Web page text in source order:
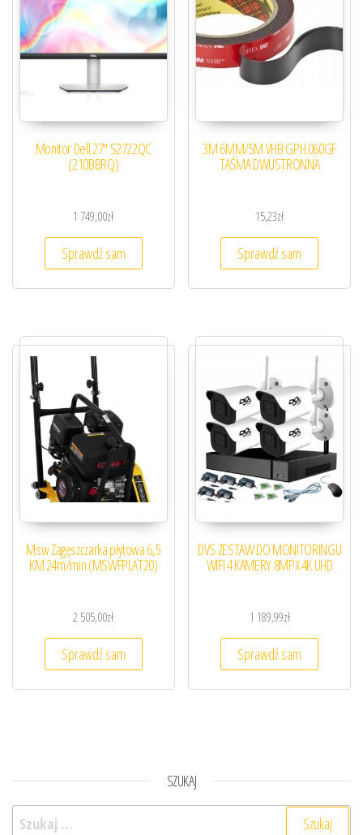
Monitor Dell 27″ S2722QC
(210BBRQ)
1 749,00zł
Sprawdź sam
3M 6MM/5M VHB GPH 060GF
TAŚMA DWUSTRONNA
15,23zł
Sprawdź sam
Msw Zagęszczarka płytowa 6,5
KM 24m/min (MSWFPLAT20)
2 505,00zł
Sprawdź sam
DVS ZESTAW DO MONITORINGU
WIFI 4 KAMERY 8MPX 4K UHD
1 189,99zł
Sprawdź sam
SZUKAJ
Szukaj: